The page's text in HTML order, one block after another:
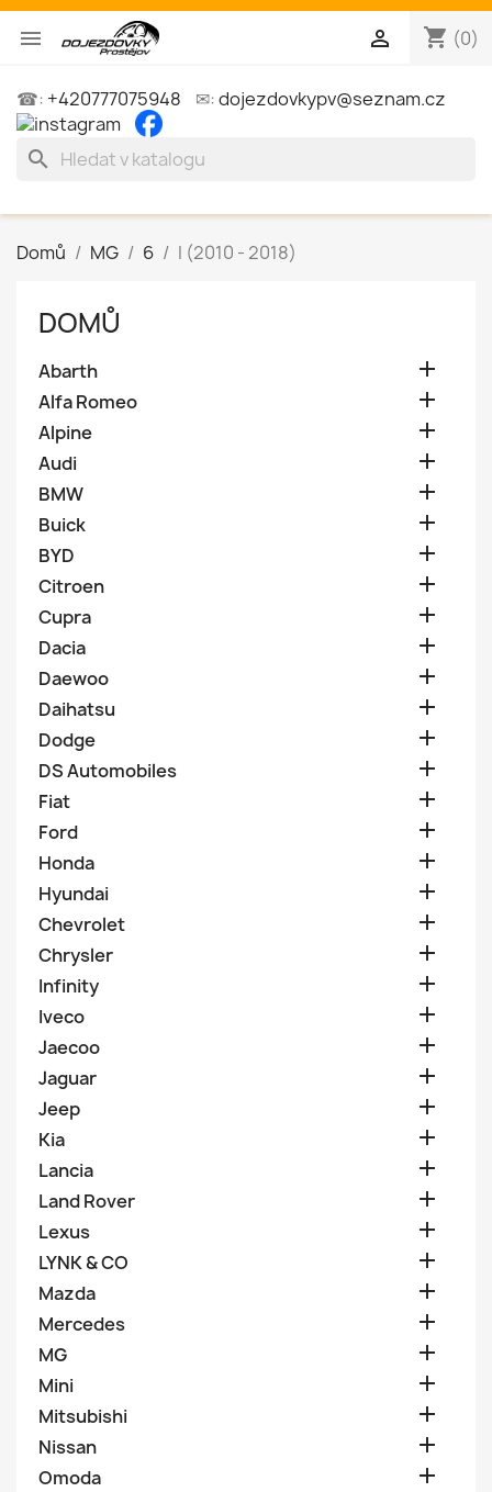
 shopping_cart (0)

☎: +420777075948 ✉:dojezdovkypv@seznam.cz
search
Domů MG 6 I (2010 - 2018)
DOMŮ
Abarth 
Alfa Romeo 
Alpine 
Audi 
BMW 
Buick 
BYD 
Citroen 
Cupra 
Dacia 
Daewoo 
Daihatsu 
Dodge 
DS Automobiles 
Fiat 
Ford 
Honda 
Hyundai 
Chevrolet 
Chrysler 
Infinity 
Iveco 
Jaecoo 
Jaguar 
Jeep 
Kia 
Lancia 
Land Rover 
Lexus 
LYNK & CO 
Mazda 
Mercedes 
MG 
Mini 
Mitsubishi 
Nissan 
Omoda 